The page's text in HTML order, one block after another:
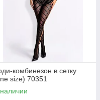
комбинезон в сетку
size) 70351